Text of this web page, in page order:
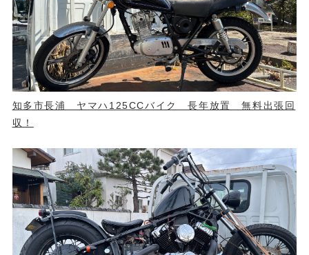
知多市長浦 ヤマハ125CCバイク 長年放置 無料出張回
収！